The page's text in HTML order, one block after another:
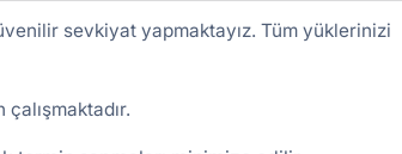
sevkiyat yapmaktayız. Tüm yüklerinizi